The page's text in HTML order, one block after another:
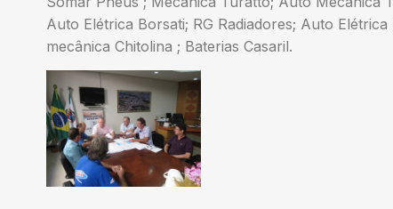
Auto Elétrica Borsati; RG Radiadores; Auto
mecânica Chitolina ; Baterias Casaril.